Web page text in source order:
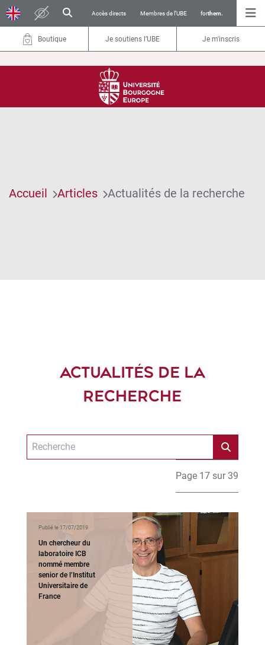
Accès directs Membres de l’UBE forthem.
Boutique Je soutiens l’UBE Je m'inscris
Accueil Articles Actualités de la recherche
ACTUALITÉS DE LA
RECHERCHE
Page 17 sur 39
Publié le 17/07/2019
Un chercheur du
laboratoire ICB
nommé membre
senior de l’Institut
Universitaire de
France